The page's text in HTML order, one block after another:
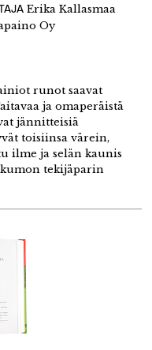
Erika Kallasmaa
Oy
runot saavat
ja omaperäistä
jännitteisiä
toisiinsa värein,
ilme ja selän kaunis
tekijäparin